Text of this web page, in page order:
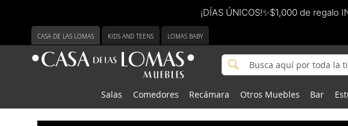
¡DÍAS ÚNICOS!✨$1,000 de regalo
Ir
contenido
CASA DE LAS LOMAS KIDS AND TEENS LOMAS BABY
Buscar
Salas Comedores Recámara Otros Muebles Bar